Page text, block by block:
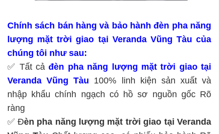
Chính sách bán hàng và bảo hành đèn pha năng
lượng mặt trời giao tại Veranda Vũng Tàu của
chúng tôi như sau:
✅ Tất cảđèn pha năng lượng mặt trời giao tại
Veranda Vũng Tàu 100% linh kiện sản xuất và
nhập khẩu chính ngạch có hồ sơ nguồn gốc Rõ
ràng
✅ Đèn pha năng lượng mặt trời giao tại Veranda